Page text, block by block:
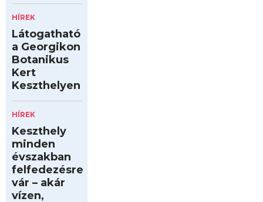
HÍREK
Látogatható
a Georgikon
Botanikus
Kert
Keszthelyen
HÍREK
Keszthely
minden
évszakban
felfedezésre
vár – akár
vízen,